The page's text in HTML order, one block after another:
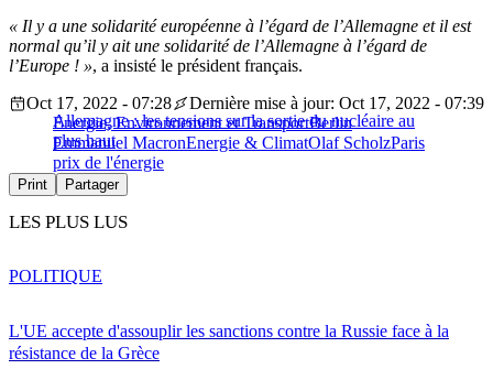
« Il y a une solidarité européenne à l’égard de l’Allemagne et il est
normal qu’il y ait une solidarité de l’Allemagne à l’égard de
l’Europe ! », a insisté le président français.
Allemagne : les tensions sur la sortie du nucléaire au
plus haut
Oct 17, 2022 - 07:28
Dernière mise à jour: Oct 17, 2022 - 07:39
Energie, Environnement et TransportBerlin
Emmanuel MacronEnergie & ClimatOlaf ScholzParis
prix de l'énergie
Print Partager
LES PLUS LUS
L'UE accepte d'assouplir les sanctions contre la Russie face à la
résistance de la Grèce
POLITIQUE